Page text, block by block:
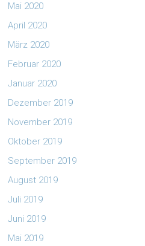
Mai 2020
April 2020
März 2020
Februar 2020
Januar 2020
Dezember 2019
November 2019
Oktober 2019
September 2019
August 2019
Juli 2019
Juni 2019
Mai 2019